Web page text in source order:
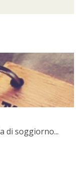
di soggiorno...